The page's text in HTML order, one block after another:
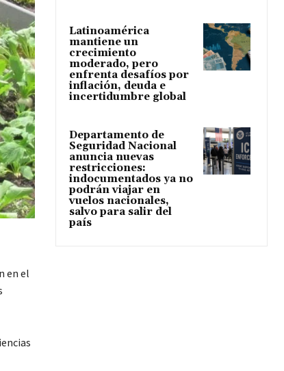
en el
Latinoamérica
mantiene un
crecimiento
moderado, pero
enfrenta desafíos por
inflación, deuda e
incertidumbre global
Departamento de
Seguridad Nacional
anuncia nuevas
restricciones:
indocumentados ya no
podrán viajar en
vuelos nacionales,
salvo para salir del
país